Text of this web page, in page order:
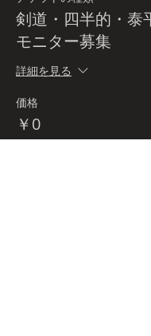
剣道・四半的・
モニター募集
詳細を見る
価格
￥0